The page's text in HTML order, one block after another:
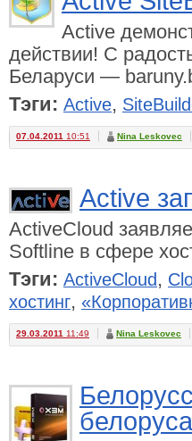
Active
действии! С
Беларуси —
Тэги: Active,
07.04.2011 10:51 Nina Leskovec
Active
ActiveCloud
Softline в сфере
Тэги: ActiveCloud ,
хостинг,
29.03.2011 11:49 Nina Leskovec